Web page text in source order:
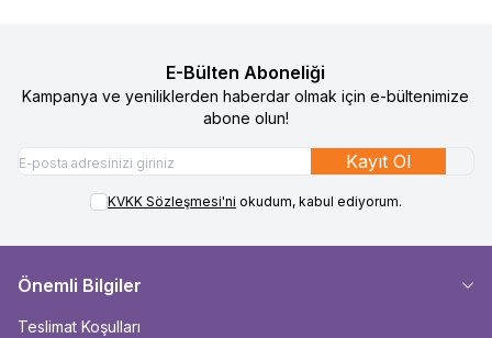
E-Bülten Aboneliği
Kampanya ve yeniliklerden haberdar olmak için e-bültenimize
abone olun!
Kayıt Ol
KVKK Sözleşmesi'ni okudum, kabul ediyorum.
Önemli Bilgiler
Teslimat Koşulları